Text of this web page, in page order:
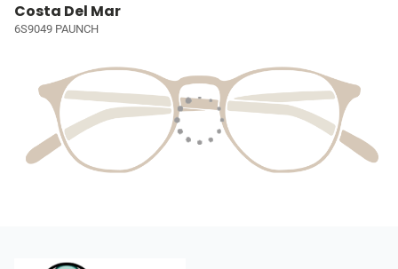
Costa Del Mar
6S9049 PAUNCH